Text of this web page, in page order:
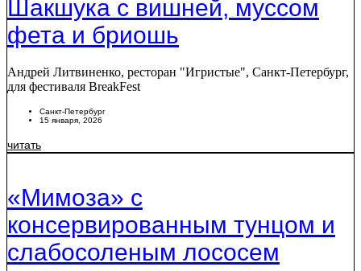
Шакшука с вишней, муссом
фета и бриошь
Андрей Литвиненко, ресторан "Игристые", Санкт-Петербург,
для фестиваля BreakFest
Санкт-Петербург
15 января, 2026
читать
«Мимоза» с
консервированным тунцом и
слабосоленым лососем